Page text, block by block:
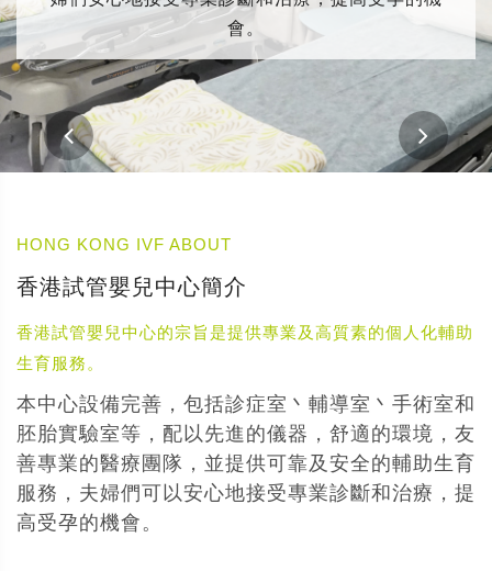
會。
HONG KONG IVF ABOUT
香港試管嬰兒中心簡介
香港試管嬰兒中心的宗旨是提供專業及高質素的個人化輔助
生育服務。
本中心設備完善，包括診症室丶輔導室丶手術室和
胚胎實驗室等，配以先進的儀器，舒適的環境，友
善專業的醫療團隊，並提供可靠及安全的輔助生育
服務，夫婦們可以安心地接受專業診斷和治療，提
高受孕的機會。